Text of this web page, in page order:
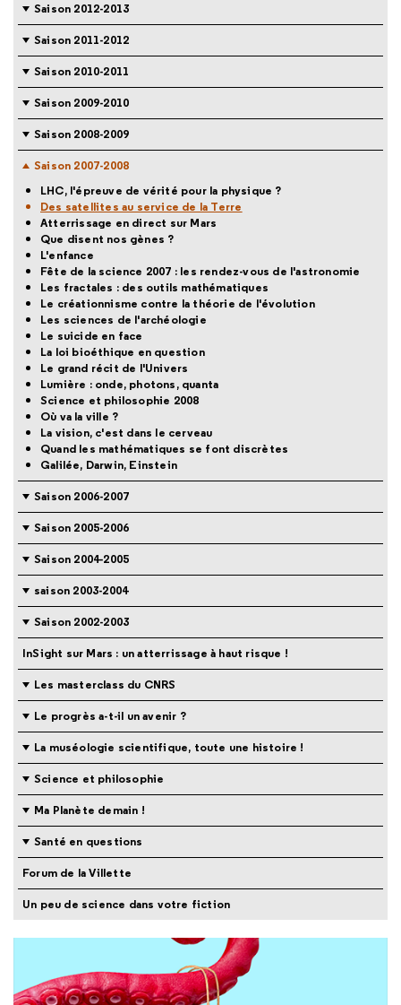
Saison 2012-2013
Saison 2011-2012
Saison 2010-2011
Saison 2009-2010
Saison 2008-2009
Saison 2007-2008
LHC, l'épreuve de vérité pour la physique ?
Des satellites au service de la Terre
Atterrissage en direct sur Mars
Que disent nos gènes ?
L'enfance
Fête de la science 2007 : les rendez-vous de l'astronomie
Les fractales : des outils mathématiques
Le créationnisme contre la théorie de l'évolution
Les sciences de l'archéologie
Le suicide en face
La loi bioéthique en question
Le grand récit de l'Univers
Lumière : onde, photons, quanta
Science et philosophie 2008
Où va la ville ?
La vision, c'est dans le cerveau
Quand les mathématiques se font discrètes
Galilée, Darwin, Einstein
Saison 2006-2007
Saison 2005-2006
Saison 2004-2005
saison 2003-2004
Saison 2002-2003
InSight sur Mars : un atterrissage à haut risque !
Les masterclass du CNRS
Le progrès a-t-il un avenir ?
La muséologie scientifique, toute une histoire !
Science et philosophie
Ma Planète demain !
Santé en questions
Forum de la Villette
Un peu de science dans votre fiction